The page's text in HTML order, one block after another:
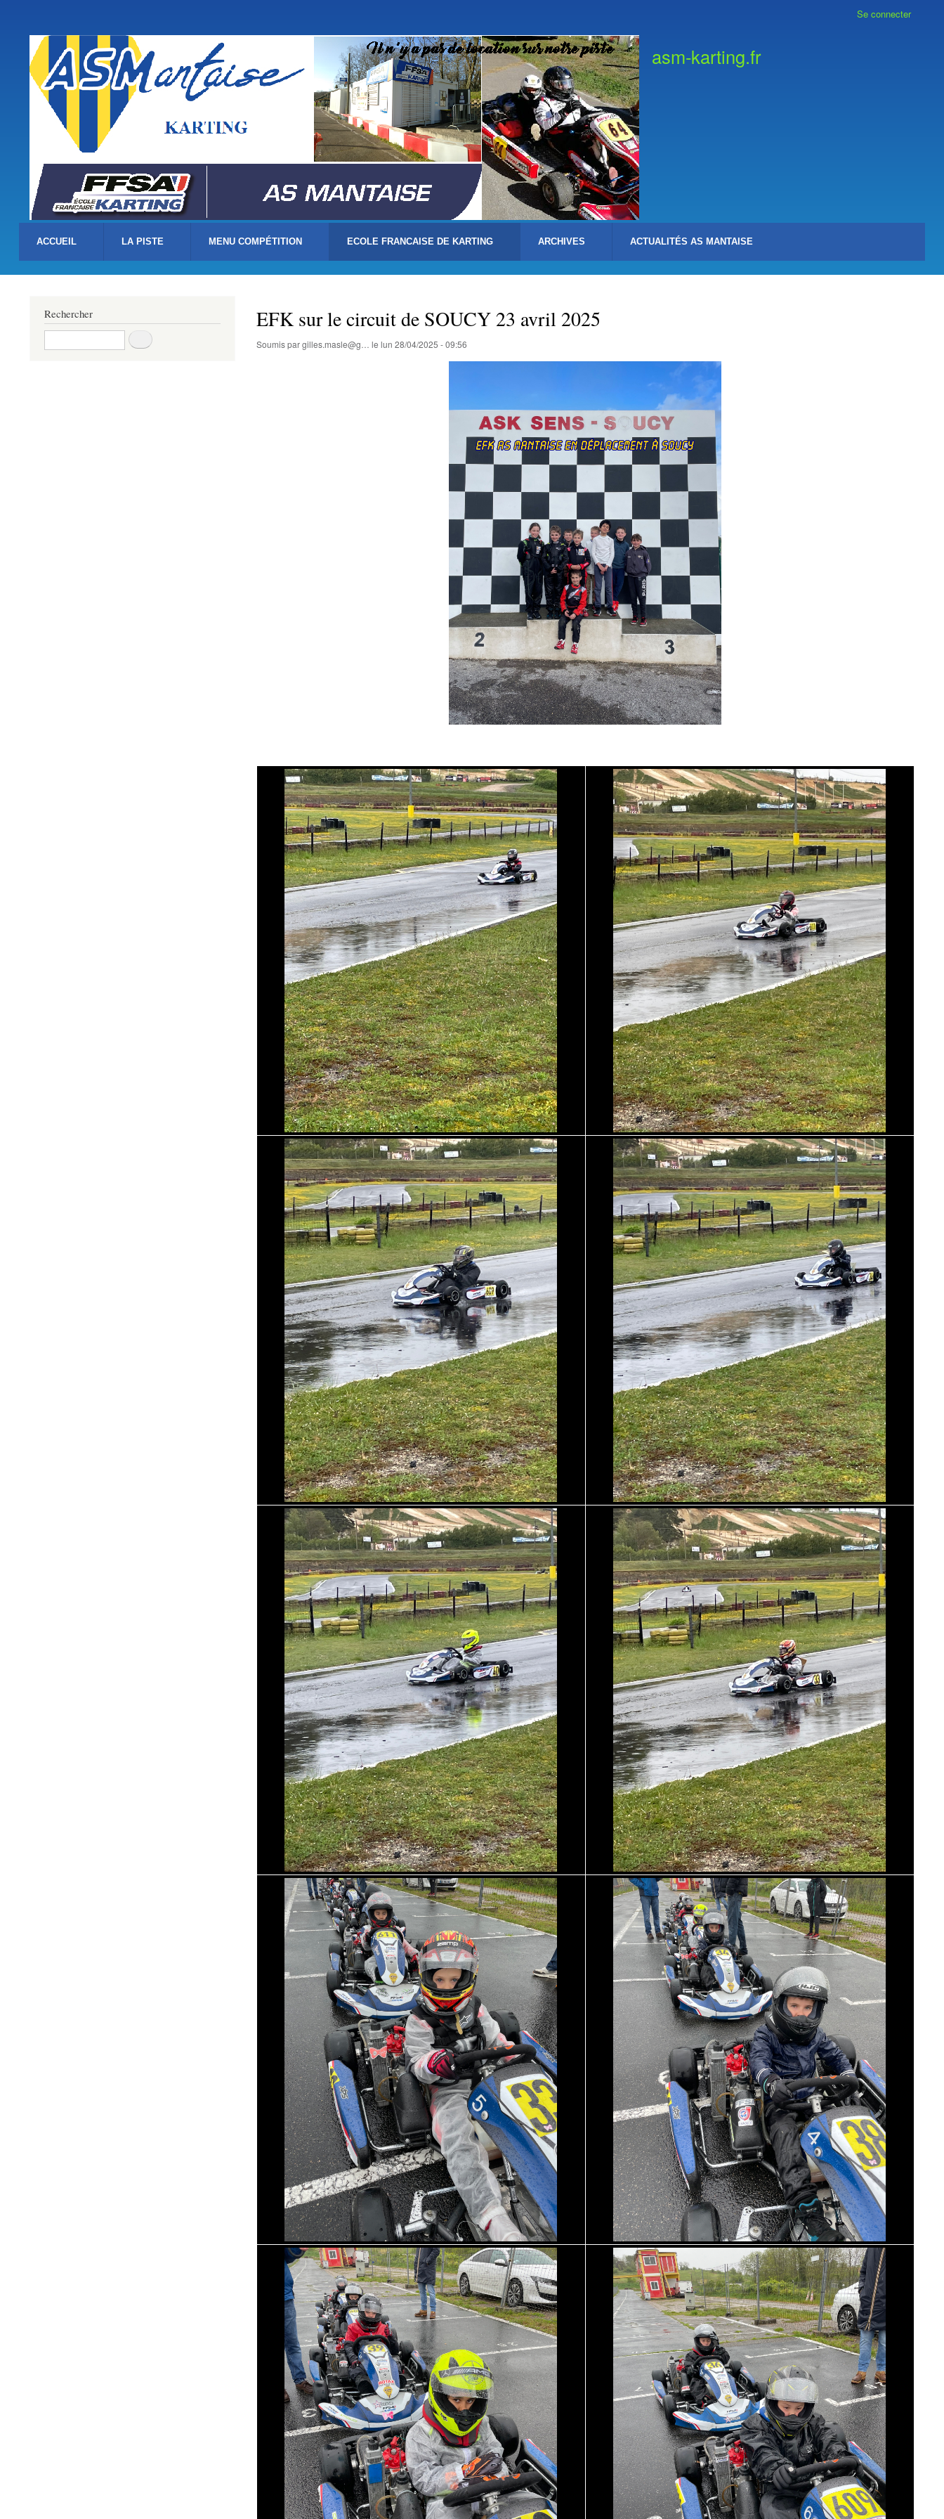
contenu
principal
compte
l'utilisateur
Se connecter
asm-karting.fr asm-karting.fr
ACCUEIL LA PISTE MENU COMPÉTITION ECOLE FRANCAISE DE KARTING ARCHIVES ACTUALITÉS AS MANTAISE
EFK sur le circuit de SOUCY 23 avril 2025
Soumis pargilles.masle@g… le lun 28/04/2025 - 09:56
Rechercher
Rechercher